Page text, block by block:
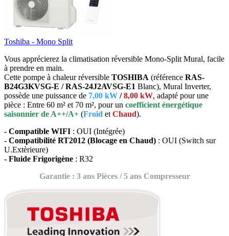
Toshiba - Mono Split
Vous apprécierez la climatisation réversible Mono-Split Mural, facile
à prendre en main.
Cette pompe à chaleur réversible TOSHIBA (référence RAS-
B24G3KVSG-E / RAS-24J2AVSG-E1 Blanc), Mural Inverter,
possède une puissance de 7,00 kW /8,00 kW, adapté pour une
pièce : Entre 60 m² et 70 m², pour un coefficient énergétique
saisonnier de A++/A+ (Froid et Chaud).
- Compatible WIFI : OUI (Intégrée)
- Compatibilité RT2012 (Blocage en Chaud) : OUI (Switch sur
U.Extèrieure)
- Fluide Frigorigène : R32
Garantie : 3 ans Pièces / 5 ans Compresseur